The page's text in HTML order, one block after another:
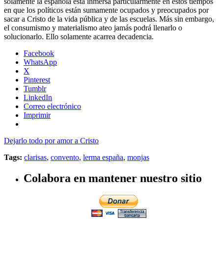
en que los políticos están sumamente ocupados y preocupados por
sacar a Cristo de la vida pública y de las escuelas. Más sin embargo,
el consumismo y materialismo ateo jamás podrá llenarlo o
solucionarlo. Ello solamente acarrea decadencia.
Facebook
WhatsApp
X
Pinterest
Tumblr
LinkedIn
Correo electrónico
Imprimir
Dejarlo todo por amor a Cristo
Tags: clarisas, convento, lerma españa, monjas
Colabora en mantener nuestro sitio